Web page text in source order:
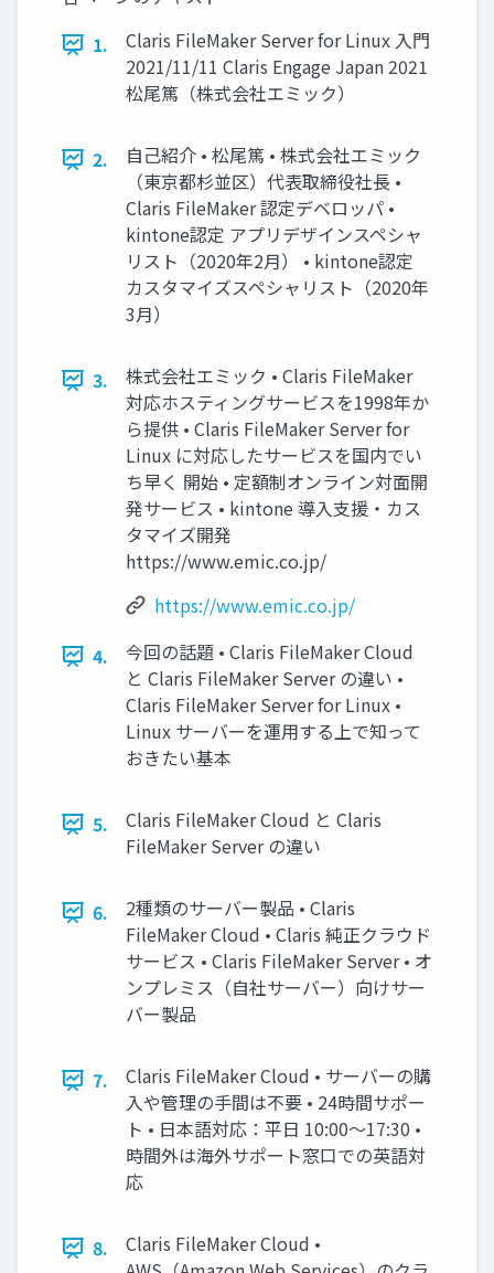
1.
Claris FileMaker Server for Linux 入門
2021/11/11 Claris Engage Japan 2021
松尾篤（株式会社エミック）
2.
自己紹介 • 松尾篤 • 株式会社エミック
（東京都杉並区）代表取締役社長 •
Claris FileMaker 認定デベロッパ •
kintone認定 アプリデザインスペシャ
リスト（2020年2月） • kintone認定
カスタマイズスペシャリスト（2020年
3月）
3.
株式会社エミック • Claris FileMaker
対応ホスティングサービスを1998年か
ら提供 • Claris FileMaker Server for
Linux に対応したサービスを国内でい
ち早く 開始 • 定額制オンライン対面開
発サービス • kintone 導入支援・カス
タマイズ開発
https://www.emic.co.jp/
https://www.emic.co.jp/
4.
今回の話題 • Claris FileMaker Cloud
と Claris FileMaker Server の違い •
Claris FileMaker Server for Linux •
Linux サーバーを運用する上で知って
おきたい基本
5.
Claris FileMaker Cloud と Claris
FileMaker Server の違い
6.
2種類のサーバー製品 • Claris
FileMaker Cloud • Claris 純正クラウド
サービス • Claris FileMaker Server • オ
ンプレミス（自社サーバー）向けサー
バー製品
7.
Claris FileMaker Cloud • サーバーの購
入や管理の手間は不要 • 24時間サポー
ト • 日本語対応：平日 10:00〜17:30 •
時間外は海外サポート窓口での英語対
応
8.
Claris FileMaker Cloud •